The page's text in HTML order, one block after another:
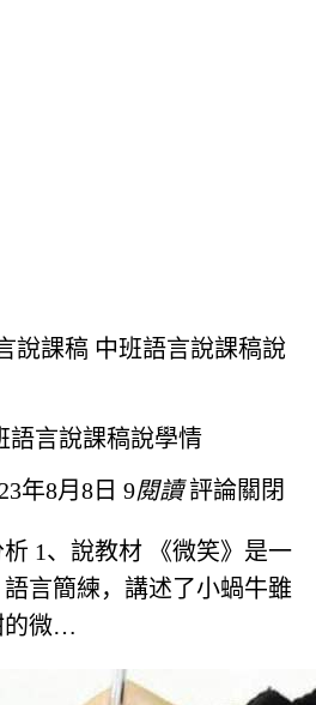
說課稿 中班語言說課稿說
語言說課稿說學情
年8月8日 9閱讀 評論關閉
1、說教材 《微笑》是一
言簡練，講述了小蝸牛雖
的微…